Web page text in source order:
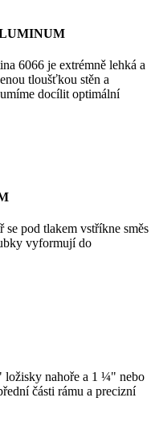
6066 je extrémně lehká a
tloušťkou stěn a
docílit optimální
pod tlakem vstříkne směs
vyformují do
ložisky nahoře a 1 ¼" nebo
části rámu a precizní